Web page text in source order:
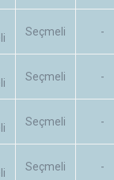
Seçmeli -
Seçmeli -
Seçmeli -
Seçmeli -